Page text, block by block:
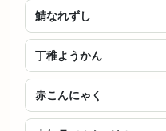
鯖なれずし
丁稚ようかん
赤こんにゃく